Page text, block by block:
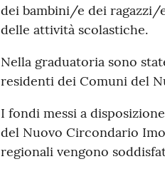
dei bambini/e dei ragazzi/
delle attività scolastiche.
Nella graduatoria sono
residenti dei Comuni del
I fondi messi a
del Nuovo Circondario
regionali vengono